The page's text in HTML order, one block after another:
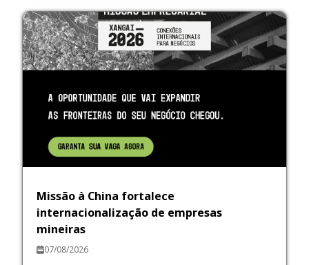
Missão à China fortalece
internacionalização de empresas
mineiras
07/08/2026